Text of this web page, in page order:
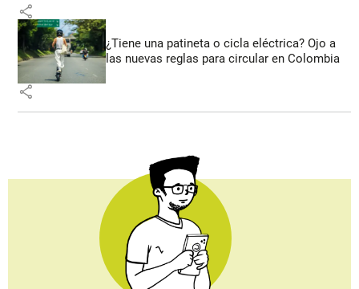
share
¿Tiene una patineta o cicla eléctrica? Ojo a
las nuevas reglas para circular en Colombia
share